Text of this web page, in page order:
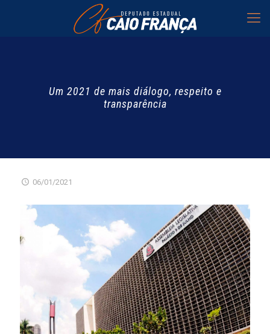
Um 2021 de mais diálogo, respeito e
transparência
06/01/2021